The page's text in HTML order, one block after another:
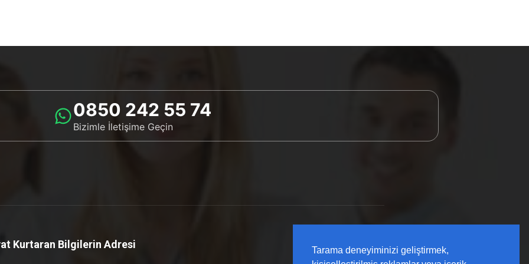
0850 242 55 74
Bizimle İletişime Geçin
Kurtaran Bilgilerin Adresi
Tarama deneyiminizi geliştirmek,